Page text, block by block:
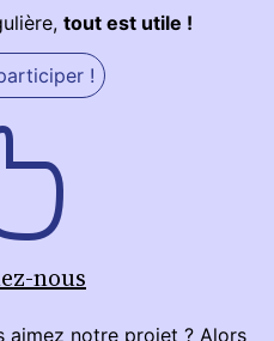
tout est utile !
!
nous
aimez notre projet ? Alors